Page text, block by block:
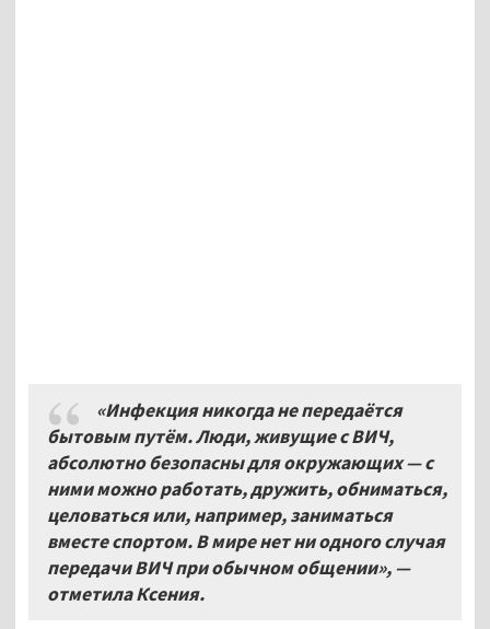
«Инфекция никогда не передаётся
бытовым путём. Люди, живущие с ВИЧ,
абсолютно безопасны для окружающих — с
ними можно работать, дружить, обниматься,
целоваться или, например, заниматься
вместе спортом. В мире нет ни одного случая
передачи ВИЧ при обычном общении», —
отметила Ксения.